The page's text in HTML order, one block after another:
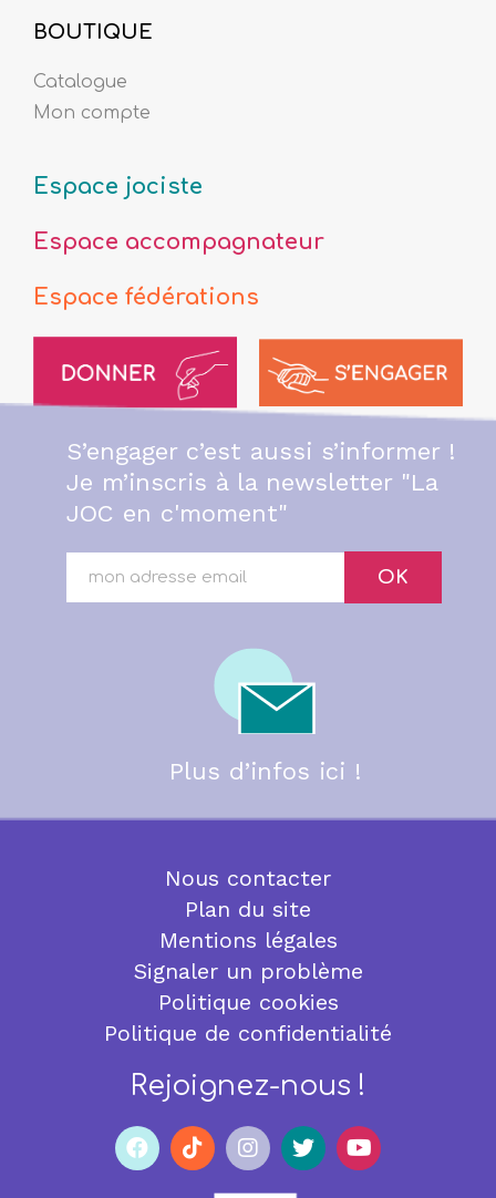
BOUTIQUE
Catalogue
Mon compte
Espace jociste
Espace accompagnateur
Espace fédérations
S’engager c’est aussi s’informer !
Je m’inscris à la newsletter "La
JOC en c'moment"
OK
Plus d’infos ici !
Nous contacter
Plan du site
Mentions légales
Signaler un problème
Politique cookies
Politique de confidentialité
Rejoignez-nous !